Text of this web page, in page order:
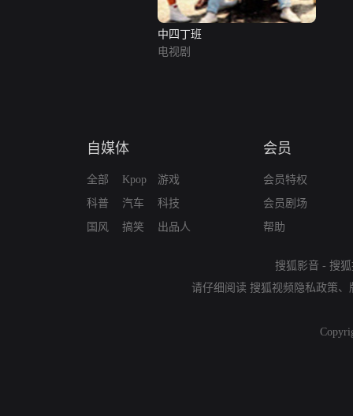
中四丁班
电视剧
自媒体
全部
科普
国风
Kpop
汽车
搞笑
游戏
科技
出品人
会员
会员特权
会员剧场
帮助
搜狐影音 - 搜
请仔细阅读 搜狐视频隐私政策、